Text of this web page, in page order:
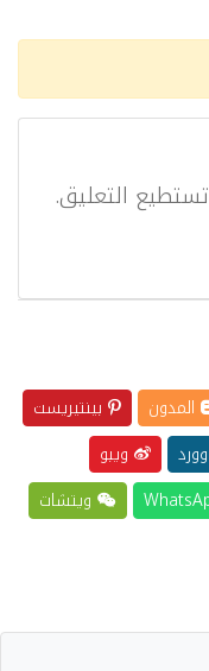
التعليق.
المدون
بينتيريست
وورد
ويبو
ويتشات